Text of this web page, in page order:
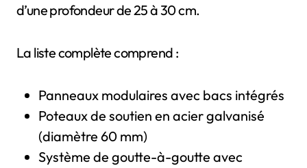
d’une profondeur de 25 à 30 cm.
La liste complète comprend :
Panneaux modulaires avec bacs intégrés
Poteaux de soutien en acier galvanisé
(diamètre 60 mm)
Système de goutte-à-goutte avec